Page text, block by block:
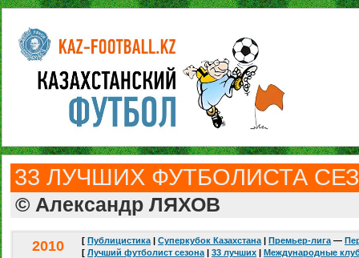
33 ЛУЧШИХ ФУТБОЛИСТА
© Александр ЛЯХОВ
2010 [ Публицистика | Суперкубок Казахстана | Премьер-лига —
[ Лучший футболист сезона | 33 лучших | Международные